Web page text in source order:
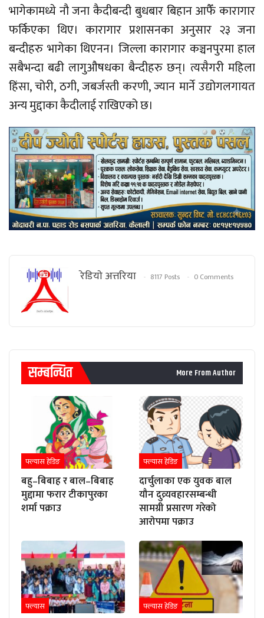
भागेकामध्ये नौ जना कैदीबन्दी बुधबार बिहान आफैँ कारागार
फर्किएका थिए। कारागार प्रशासनका अनुसार २३ जना
बन्दीहरु भागेका थिएनन। जिल्ला कारागार कञ्चनपुरमा हाल
सबैभन्दा बढी लागुऔषधका बैन्दीहरु छन्। त्यसैगरी महिला
हिंसा, चोरी, ठगी, जबर्जस्ती करणी, ज्यान मार्ने उद्योगलगायत
अन्य मुद्दाका कैदीलाई राखिएको छ।
रेडियाे अत्तरिया 8117 Posts 0 Comments
सम्बन्धित More From Author
फ्ल्यास हेडिङ
बहु–बिबाह र बाल–बिबाह
मुद्दामा फरार टीकापुरका
शर्मा पक्राउ
फ्ल्यास हेडिङ
दार्चुलाका एक युवक बाल
यौन दुव्र्यवहारसम्बन्धी
सामग्री प्रसारण गरेको
आरोपमा पक्राउ
फ्ल्यास फ्ल्यास हेडिङ